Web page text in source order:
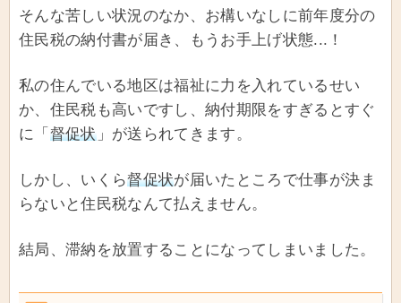
そんな苦しい状況のなか、お構いなしに前年度分の
住民税の納付書が届き、もうお手上げ状態...！
私の住んでいる地区は福祉に力を入れているせい
か、住民税も高いですし、納付期限をすぎるとすぐ
に「 督促状」が送られてきます。
しかし、いくら督促状が届いたところで仕事が決ま
らないと住民税なんて払えません。
結局、滞納を放置することになってしまいました。